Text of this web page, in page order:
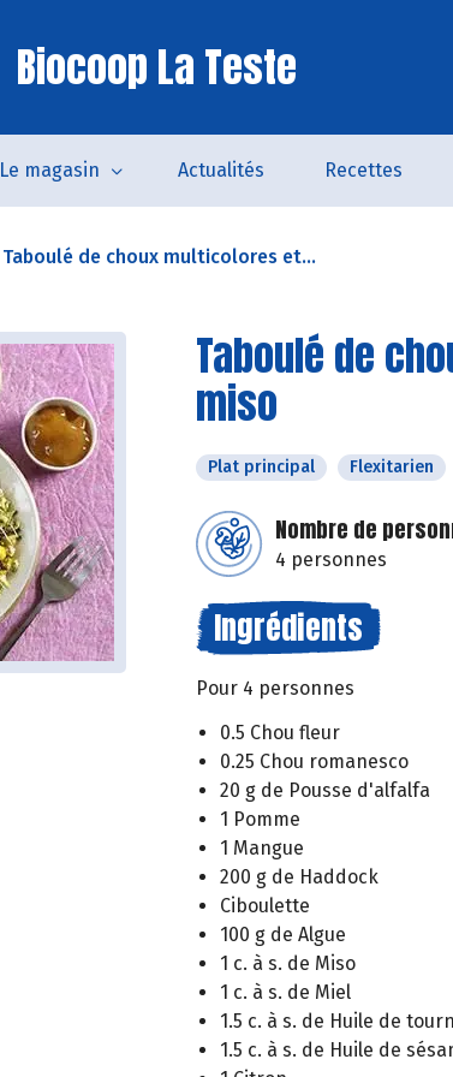
Biocoop La Teste
Le magasin Actualités Recettes
Taboulé de choux multicolores et...
Taboulé de
miso
Plat principal Flexitarien
Nombre de
4 personnes
Ingrédients
Pour 4 personnes
0.5 Chou fleur
0.25 Chou romanesco
20 g de Pousse d'alfalfa
1 Pomme
1 Mangue
200 g de Haddock
Ciboulette
100 g de Algue
1 c. à s. de Miso
1 c. à s. de Miel
1.5 c. à s. de Huile de
1.5 c. à s. de Huile de